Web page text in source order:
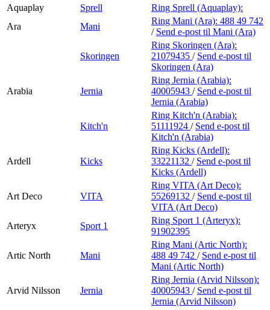
Aquaplay
Sprell
Ring Sprell (Aquaplay):
Ara
Mani
Ring Mani (Ara): 488 49 742
/ Send e-post til Mani (Ara)
Skoringen
Ring Skoringen (Ara):
21079435 / Send e-post til
Skoringen (Ara)
Arabia Jernia
Ring Jernia (Arabia):
40005943 / Send e-post til
Jernia (Arabia)
Kitch'n
Ring Kitch'n (Arabia):
51111924 / Send e-post til
Kitch'n (Arabia)
Ardell Kicks
Ring Kicks (Ardell):
33221132 / Send e-post til
Kicks (Ardell)
Art Deco VITA
Ring VITA (Art Deco):
55269132 / Send e-post til
VITA (Art Deco)
Arteryx
Sport 1
Ring Sport 1 (Arteryx):
91902395
Artic North Mani
Ring Mani (Artic North):
488 49 742 / Send e-post til
Mani (Artic North)
Arvid Nilsson Jernia
Ring Jernia (Arvid Nilsson):
40005943 / Send e-post til
Jernia (Arvid Nilsson)